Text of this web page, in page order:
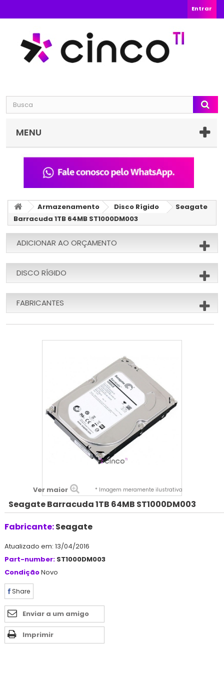
Entrar
MENU
Armazenamento Disco Rígido
Seagate
Barracuda 1TB 64MB ST1000DM003
ADICIONAR AO ORÇAMENTO
DISCO RÍGIDO
FABRICANTES
Ver maior * Imagem meramente ilustrativa
Seagate Barracuda 1TB 64MB ST1000DM003
Fabricante:Seagate
Atualizado em: 13/04/2016
Part-number: ST1000DM003
CondiçãoNovo
Share
Enviar a um amigo
Imprimir